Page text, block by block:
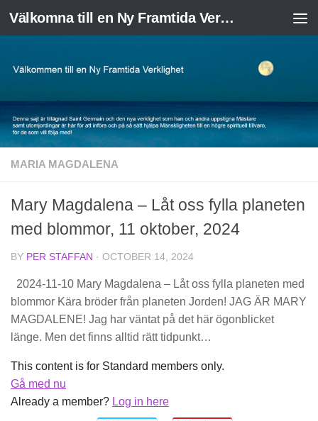
Skip to content Välkomna till en Ny Framtida Verklighet
MARIA MAGDALENA
Mary Magdalena – Låt oss fylla planeten
med blommor, 11 oktober, 2024
BY PER STAFFAN · OCTOBER 14, 2024
2024-11-10 Mary Magdalena – Låt oss fylla planeten med
blommor Kära bröder från planeten Jorden! JAG ÄR MARY
MAGDALENE! Jag har väntat på det här ögonblicket
länge. Men det finns alltid rätt tidpunkt…
This content is for Standard members only.
Gå med nu
Already a member? Log in here